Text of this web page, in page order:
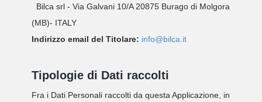
Bilca srl - Via Galvani 10/A 20875 Burago di Molgora
(MB)- ITALY
Indirizzo email del Titolare: info@bilca.it
Tipologie di Dati raccolti
Fra i Dati Personali raccolti da questa Applicazione, in